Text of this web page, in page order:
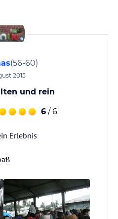
(56-60)
2015
und rein
6 / 6
Erlebnis